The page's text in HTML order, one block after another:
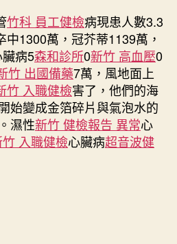
成〉
中
竹科 員工健檢病現患人數3.3
中1300萬，冠芥蒂1139萬，
病5森和診所0新竹 高血壓0
竹 出國備藥7萬，風地面上
竹 入職健檢害了，他們的海
始變成金箔碎片與氣泡水的
濕性新竹 健檢報告 異常心
入職健檢心臟病超音波健